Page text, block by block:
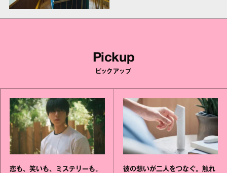
Pickup
ピックアップ
恋も、笑いも、ミステリーも。
彼の想いが二人をつなぐ。触れ